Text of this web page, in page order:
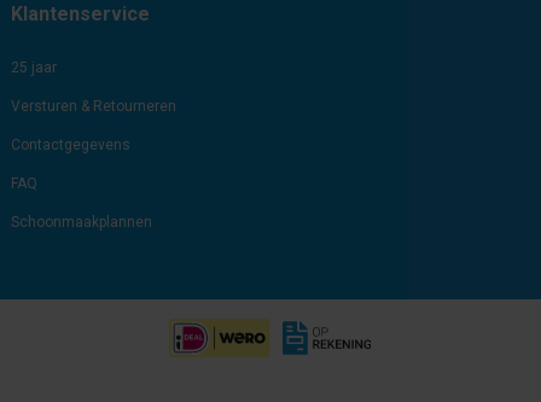
Klantenservice
25 jaar
Versturen & Retourneren
Contactgegevens
FAQ
Schoonmaakplannen